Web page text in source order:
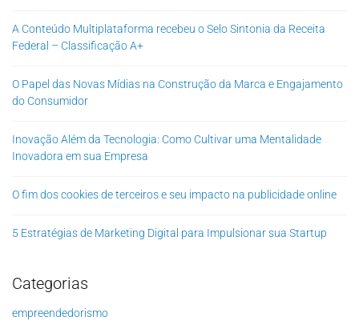
A Conteúdo Multiplataforma recebeu o Selo Sintonia da Receita
Federal – Classificação A+
O Papel das Novas Mídias na Construção da Marca e Engajamento
do Consumidor
Inovação Além da Tecnologia: Como Cultivar uma Mentalidade
Inovadora em sua Empresa
O fim dos cookies de terceiros e seu impacto na publicidade online
5 Estratégias de Marketing Digital para Impulsionar sua Startup
Categorias
empreendedorismo